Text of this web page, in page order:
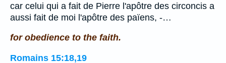
car celui qui a fait de Pierre l'apôtre des circoncis a
aussi fait de moi l'apôtre des païens, -…
for obedience to the faith.
Romains 15:18,19